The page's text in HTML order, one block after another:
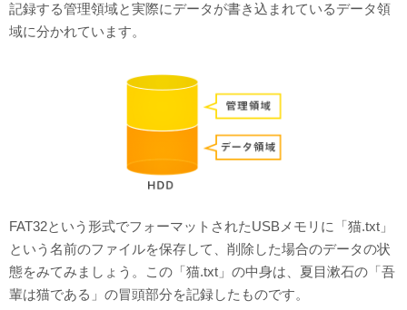
記録する管理領域と実際にデータが書き込まれているデータ領
域に分かれています。
FAT32という形式でフォーマットされたUSBメモリに「猫.txt」
という名前のファイルを保存して、削除した場合のデータの状
態をみてみましょう。この「猫.txt」の中身は、夏目漱石の「吾
輩は猫である」の冒頭部分を記録したものです。